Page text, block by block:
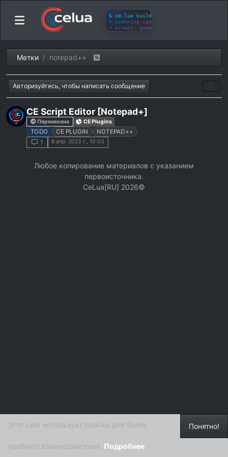
Метки notepad++
Авторизуйтесь, чтобы написать сообщение
CE Script Editor [Notepad+]
Перенесена CE Plugins
TODO CE PLUGIN NOTEPAD++
1 8 апр. 2023 г., 10:03
Любое копирование материалов с указанием
первоисточника.
СeLua[RU] 2026©
Понятно!
Этот сайт использует cookies для более
удобного взаимодействия. Подробнее